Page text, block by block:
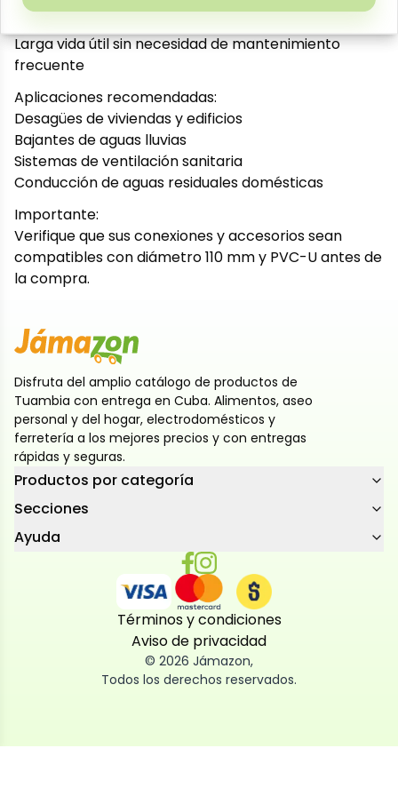
Larga vida útil sin necesidad de mantenimiento
frecuente
Aplicaciones recomendadas:
Desagües de viviendas y edificios
Bajantes de aguas lluvias
Sistemas de ventilación sanitaria
Conducción de aguas residuales domésticas
Importante:
Verifique que sus conexiones y accesorios sean
compatibles con diámetro 110 mm y PVC-U antes de
la compra.
Disfruta del amplio catálogo de productos de
Tuambia con entrega en Cuba. Alimentos, aseo
personal y del hogar, electrodomésticos y
ferretería a los mejores precios y con entregas
rápidas y seguras.
Productos por categoría
Secciones
Ayuda
Términos y condiciones
Aviso de privacidad
© 2026 Jámazon,
Todos los derechos reservados.